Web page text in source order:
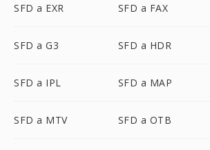
SFD a EXR SFD a FAX
SFD a G3 SFD a HDR
SFD a IPL SFD a MAP
SFD a MTV SFD a OTB